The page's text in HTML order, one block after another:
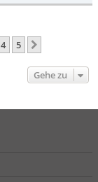
4 5
Gehe zu